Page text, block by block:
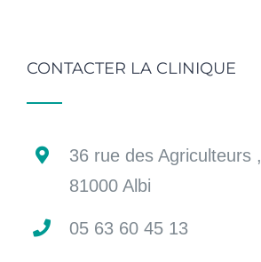
CONTACTER LA CLINIQUE
36 rue des Agriculteurs ,
81000 Albi
05 63 60 45 13